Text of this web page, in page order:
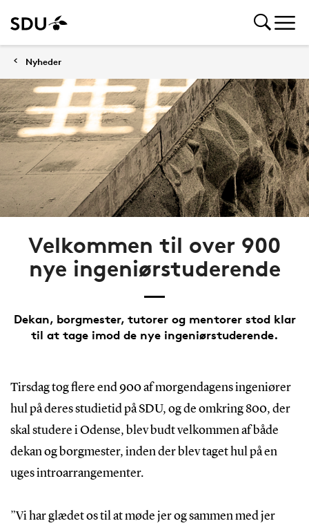
Nyheder
Velkommen til over 900
nye ingeniørstuderende
Dekan, borgmester, tutorer og mentorer stod klar
til at tage imod de nye ingeniørstuderende.
Tirsdag tog flere end 900 af morgendagens ingeniører
hul på deres studietid på SDU, og de omkring 800, der
skal studere i Odense, blev budt velkommen af både
dekan og borgmester, inden der blev taget hul på en
uges introarrangementer.
”Vi har glædet os til at møde jer og sammen med jer